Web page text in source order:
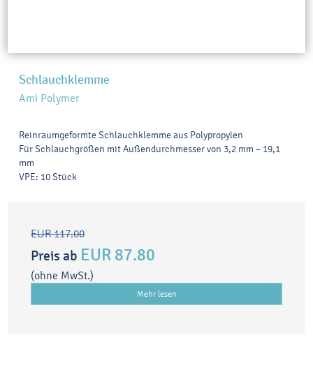
Schlauchklemme
Ami Polymer
Reinraumgeformte Schlauchklemme aus Polypropylen
Für Schlauchgrößen mit Außendurchmesser von 3,2 mm – 19,1
mm
VPE: 10 Stück
EUR 117.00
Preis ab EUR 87.80
(ohne MwSt.)
Mehr lesen